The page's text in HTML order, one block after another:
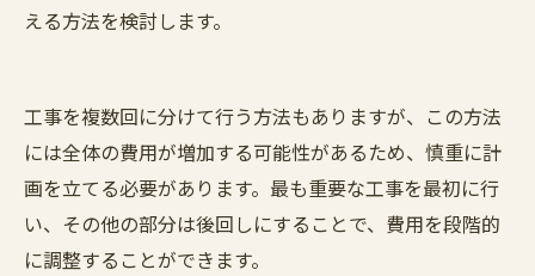
える方法を検討します。
工事を複数回に分けて行う方法もありますが、この方法
には全体の費用が増加する可能性があるため、慎重に計
画を立てる必要があります。最も重要な工事を最初に行
い、その他の部分は後回しにすることで、費用を段階的
に調整することができます。